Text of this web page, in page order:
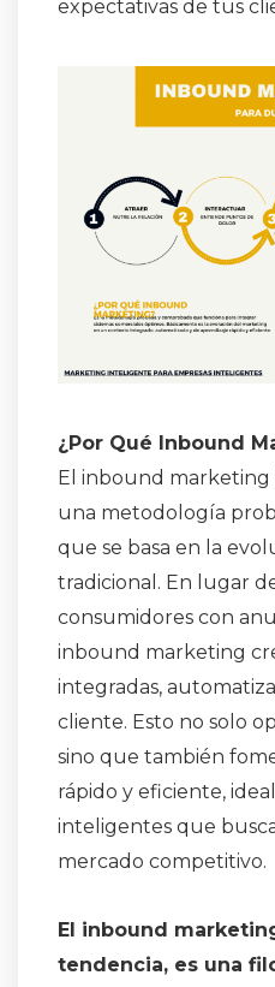
expectativas de tus
¿Por Qué Inbound
El inbound
una metodología
que se basa en la
tradicional. En lugar
consumidores con
inbound marketing
integradas,
cliente. Esto no solo
sino que también
rápido y eficiente,
inteligentes que
mercado competitivo.
El inbound
tendencia, es una